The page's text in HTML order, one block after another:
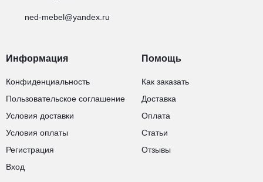
Информация
Конфиденциальность
Пользовательское соглашение
Условия доставки
Условия оплаты
Регистрация
Вход
Помощь
Как заказать
Доставка
Оплата
Статьи
Отзывы
ned-mebel@yandex.ru